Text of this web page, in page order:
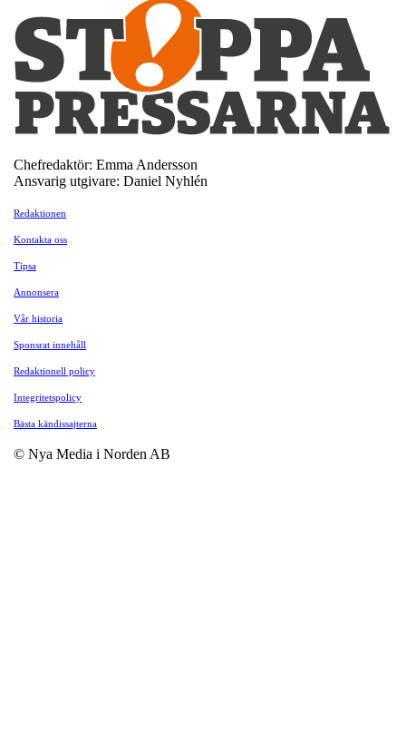
Chefredaktör: Emma Andersson
Ansvarig utgivare: Daniel Nyhlén
Redaktionen
Kontakta oss
Tipsa
Annonsera
Vår historia
Sponsrat innehåll
Redaktionell policy
Integritetspolicy
Bästa kändissajterna
© Nya Media i Norden AB